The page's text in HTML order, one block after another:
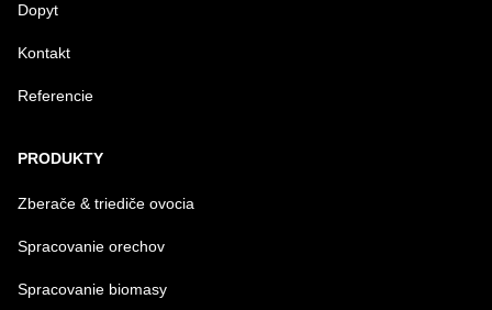
Dopyt
Kontakt
Referencie
PRODUKTY
Zberače & triediče ovocia
Spracovanie orechov
Spracovanie biomasy